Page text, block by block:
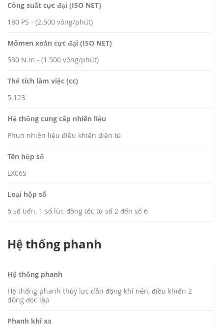
Công suất cực đại (ISO NET)
180 PS - (2.500 vòng/phút)
Mômen xoắn cực đại (ISO NET)
530 N.m - (1.500 vòng/phút)
Thể tích làm việc (cc)
5.123
Hệ thống cung cấp nhiên liệu
Phun nhiên liệu điều khiển điện tử
Tên hộp số
LX06S
Loại hộp số
6 số tiến, 1 số lùi; đồng tốc từ số 2 đến số 6
Hệ thống phanh
Hệ thống phanh
Hệ thống phanh thủy lực dẫn động khí nén, điều khiển 2
dòng độc lập
Phanh khí xả